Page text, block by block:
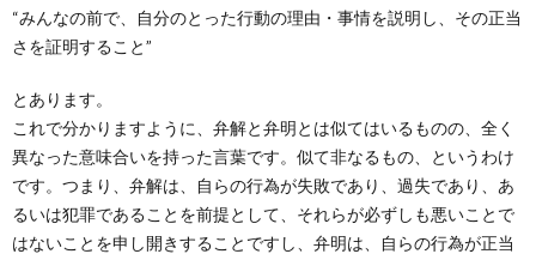
“みんなの前で、自分のとった行動の理由・事情を説明し、その正当
さを証明すること”
とあります。
これで分かりますように、弁解と弁明とは似てはいるものの、全く
異なった意味合いを持った言葉です。似て非なるもの、というわけ
です。つまり、弁解は、自らの行為が失敗であり、過失であり、あ
るいは犯罪であることを前提として、それらが必ずしも悪いことで
はないことを申し開きすることですし、弁明は、自らの行為が正当